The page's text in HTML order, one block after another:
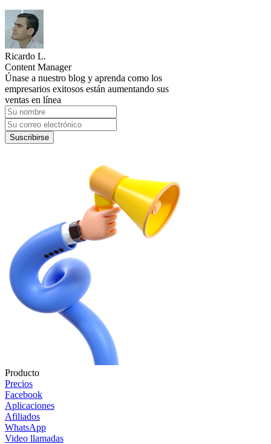
Ricardo L.
Content Manager
Únase a nuestro blog y aprenda como los
empresarios exitosos están aumentando sus
ventas en línea
Suscribirse
Producto
Precios
Facebook
Aplicaciones
Afiliados
WhatsApp
Video llamadas